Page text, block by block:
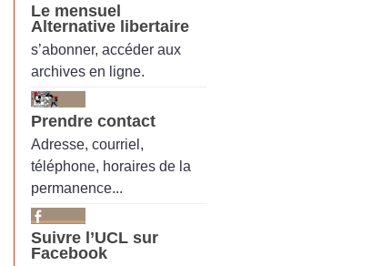
Le mensuel
Alternative libertaire
s’abonner, accéder aux
archives en ligne.
Prendre contact
Adresse, courriel,
téléphone, horaires de la
permanence...
Suivre l’UCL sur
Facebook